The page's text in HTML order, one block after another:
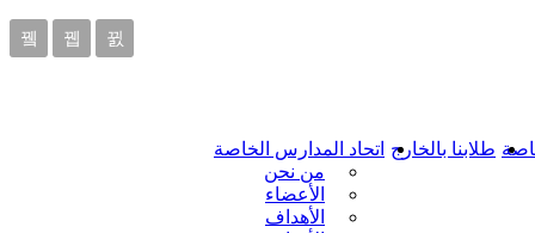
طلابنا بالخارج اتحاد المدارس الخاصة
من نحن
الأعضاء
الأهداف